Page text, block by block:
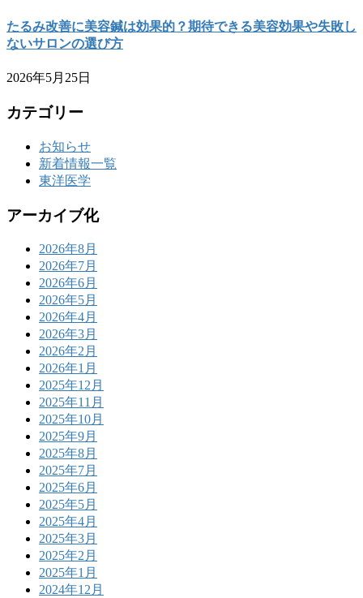
たるみ改善に美容鍼は効果的？期待できる美容効果や失敗し
ないサロンの選び方
2026年5月25日
カテゴリー
お知らせ
新着情報一覧
東洋医学
アーカイブ化
2026年8月
2026年7月
2026年6月
2026年5月
2026年4月
2026年3月
2026年2月
2026年1月
2025年12月
2025年11月
2025年10月
2025年9月
2025年8月
2025年7月
2025年6月
2025年5月
2025年4月
2025年3月
2025年2月
2025年1月
2024年12月